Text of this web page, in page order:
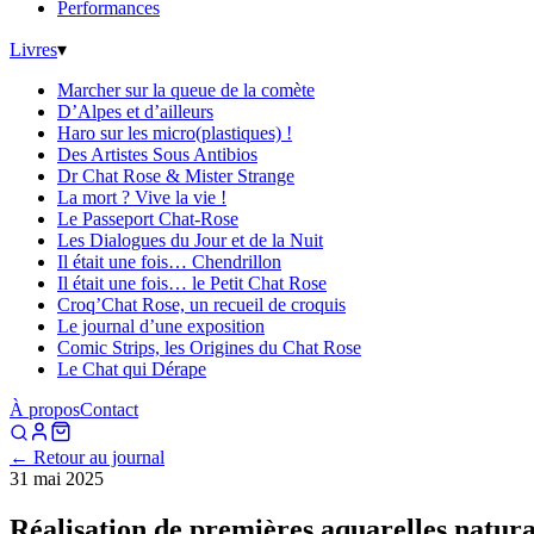
Performances
Livres▾
Marcher sur la queue de la comète
D’Alpes et d’ailleurs
Haro sur les micro(plastiques) !
Des Artistes Sous Antibios
Dr Chat Rose & Mister Strange
La mort ? Vive la vie !
Le Passeport Chat-Rose
Les Dialogues du Jour et de la Nuit
Il était une fois… Chendrillon
Il était une fois… le Petit Chat Rose
Croq’Chat Rose, un recueil de croquis
Le journal d’une exposition
Comic Strips, les Origines du Chat Rose
Le Chat qui Dérape
À proposContact
← Retour au journal
31 mai 2025